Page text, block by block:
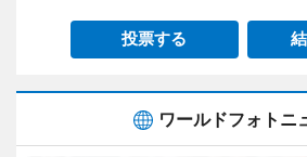
投票する
ワールドフォトニ